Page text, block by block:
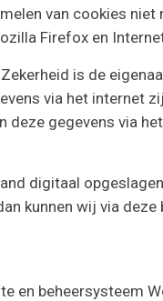
van cookies
Firefox en
Zekerheid is de
via het internet
gegevens via
digitaal
kunnen wij via
en beheersysteem